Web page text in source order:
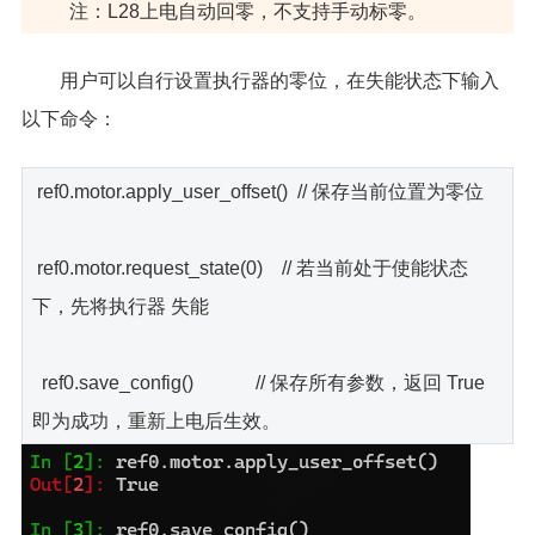
注：L28上电自动回零，不支持手动标零。
用户可以自行设置执行器的零位，在失能状态下输入
以下命令：
ref0.motor.apply_user_offset() // 保存当前位置为零位
ref0.motor.request_state(0) // 若当前处于使能状态
下，先将执行器 失能
ref0.save_config() // 保存所有参数，返回 True
即为成功，重新上电后生效。